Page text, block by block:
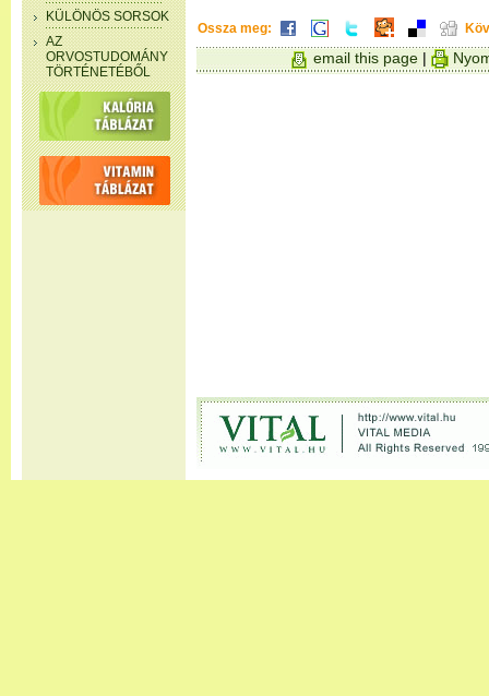
KÜLÖNÖS SORSOK
AZ
ORVOSTUDOMÁNY
TÖRTÉNETÉBŐL
Ossza meg:
email this page |